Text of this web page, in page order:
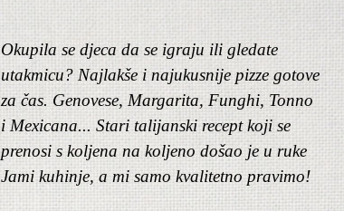
Okupila se djeca da se igraju ili gledate
utakmicu? Najlakše i najukusnije pizze gotove
za čas. Genovese, Margarita, Funghi, Tonno
i Mexicana... Stari talijanski recept koji se
prenosi s koljena na koljeno došao je u ruke
Jami kuhinje, a mi samo kvalitetno pravimo!